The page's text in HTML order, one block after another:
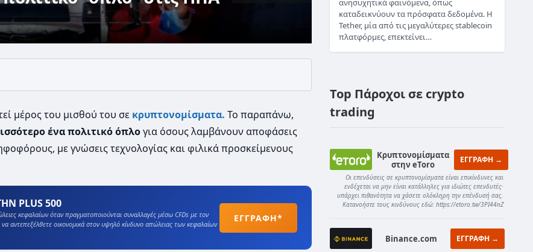
μέρος του μισθού του σε κρυπτονομίσματα. Το παραπάνω,
ένα πολιτικό όπλογια όσους λαμβάνουν αποφάσεις
με γνώσεις τεχνολογίας και φιλικά προσκείμενους
PLUS 500
κεφαλαίων όταν πραγματοποιούνται συναλλαγές μέσω CFDs με τον
αντεπεξέλθετε οικονομικά στον υψηλό κίνδυνο απώλειας των κεφαλαίων
ΕΓΓΡΑΦΗ*
ανησυχητικά φαινόμενα, όπως
καταδεικνύουν τα πρόσφατα δεδομένα. Η
Tether, μία από τις μεγαλύτερες stablecoin
πλατφόρμες, επεκτείνει…
Top Πάροχοι σε crypto
trading
Κρυπτονομίσματα
στην eToro
ΕΓΓΡΑΦΗ →
Οι επενδύσεις σε κρυπτονομίσματα είναι επικίνδυνες και
ενδέχεται να μην είναι κατάλληλες για ιδιώτες επενδυτές·
υπάρχει πιθανότητα να χάσετε ολόκληρη την επένδυσή σας.
Κατανοήστε τους κινδύνους εδώ: https://etoro.tw/3PI44nZ
Binance.com ΕΓΓΡΑΦΗ →